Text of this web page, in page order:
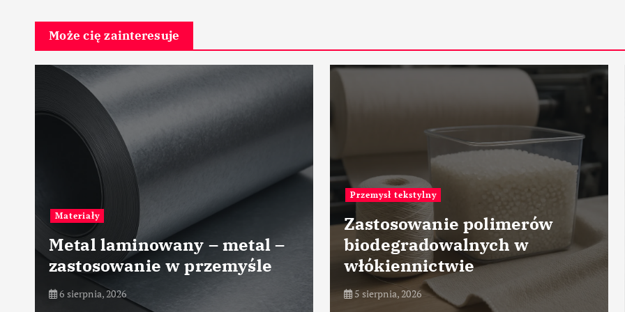
Może cię zainteresuje
– metal –
w przemyśle
Przemysł tekstylny
Zastosowanie polimerów
biodegradowalnych w
włókiennictwie
Przemysł motoryzacyjny
Przyszłość
pojazdów w
5 sierpnia, 2026